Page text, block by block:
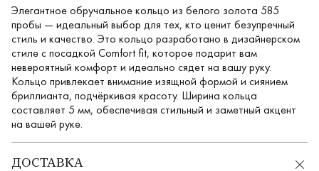
Элегантное обручальное кольцо из белого золота 585
пробы — идеальный выбор для тех, кто ценит безупречный
стиль и качество. Это кольцо разработано в дизайнерском
стиле с посадкой Comfort fit, которое подарит вам
невероятный комфорт и идеально сядет на вашу руку.
Кольцо привлекает внимание изящной формой и сиянием
бриллианта, подчёркивая красоту. Ширина кольца
составляет 5 мм, обеспечивая стильный и заметный акцент
на вашей руке.
ДОСТАВКА